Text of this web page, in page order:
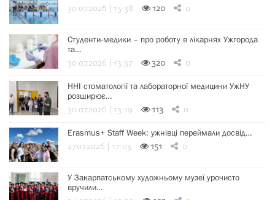
30.07.2026 | 15:38 120 0
Студенти-медики – про роботу в лікарнях Ужгорода
та…
30.07.2026 | 13:37 320 0
ННІ стоматології та лабораторної медицини УжНУ
розширює…
30.07.2026 | 13:19 113 0
Erasmus+ Staff Week: ужнівці переймали досвід…
27.07.2026 | 17:03 151 0
У Закарпатському художньому музеї урочисто
вручили…